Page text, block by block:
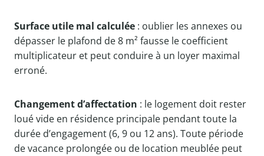
Surface utile mal calculée : oublier les annexes ou
dépasser le plafond de 8 m² fausse le coefficient
multiplicateur et peut conduire à un loyer maximal
erroné.
Changement d’affectation : le logement doit rester
loué vide en résidence principale pendant toute la
durée d’engagement (6, 9 ou 12 ans). Toute période
de vacance prolongée ou de location meublée peut